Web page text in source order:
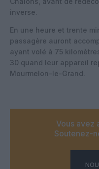
inverse.
En une heure et trente
passagère auront
ayant volé à 75
30 quand leur appareil
Mourmelon-le-Grand.
Vous avez
Soutenez-